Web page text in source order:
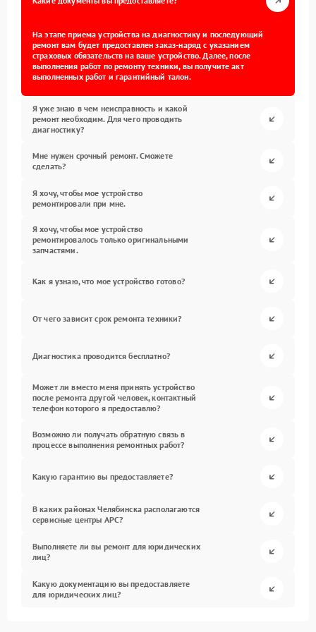
На этапе приема устройства на диагностику и последующий
ремонт вам будет предоставлен заказ-наряд с указанием
страховых обязательств на ваше устройство. Далее, после
выполнения работ по ремонту техники, вы получите акт
выполненных работ и гарантийный талон.
Я уже знаю в чем неисправность и какой
ремонт необходим. Для чего проводить
диагностику?
Мне нужен срочный ремонт. Сможете
сделать?
Я хочу, чтобы мое устройство
ремонтировали при мне.
Я хочу, чтобы мое устройство
ремонтировалось только оригинальными
запчастями.
Как я узнаю, что мое устройство готово?
От чего зависит срок ремонта техники?
Диагностика проводится бесплатно?
Может ли вместо меня принять устройство
после ремонта другой человек, контактный
телефон которого я предоставлю?
Возможно ли получать обратную связь в
процессе выполнения ремонтных работ?
Какую гарантию вы предоставляете?
В каких районах Челябинска располагаются
сервисные центры APC?
Выполняете ли вы ремонт для юридических
лиц?
Какую документацию вы предоставляете
для юридических лиц?